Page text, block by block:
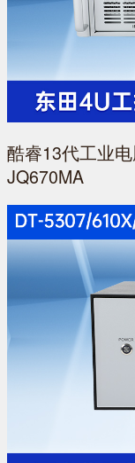
酷睿13代工业
JQ670MA